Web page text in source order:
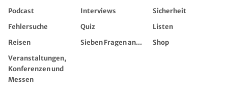
Podcast
Interviews
Sicherheit
Fehlersuche
Quiz
Listen
Reisen
Sieben Fragen an...
Shop
Veranstaltungen,
Konferenzen und
Messen